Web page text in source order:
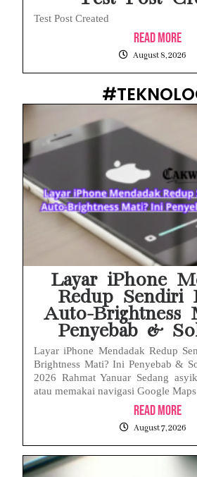
Test Post Created
Read More
August 8, 2026
Layar iPhone
Redup Sendiri
Auto-Brightness
Penyebab &
Layar iPhone Mendadak Redup
Brightness Mati? Ini Penyebab &
2026 Rahmat Yanuar Sedang
atau memakai navigasi Google
Read More
August 7, 2026